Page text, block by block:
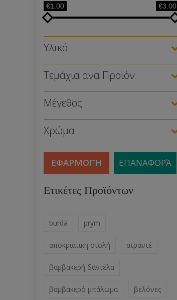
€1.00 €3.00
Υλικό
Τεμάχια ανα Προϊόν
Μέγεθος
Χρώμα
ΕΦΑΡΜΟΓΉ ΕΠΑΝΑΦΟΡΆ
Ετικέτες Προϊόντων
burda prym
αποκριάτικη στολή ατραντέ
βαμβακερή δαντέλα
βαμβακερό μπάλωμα βελόνες